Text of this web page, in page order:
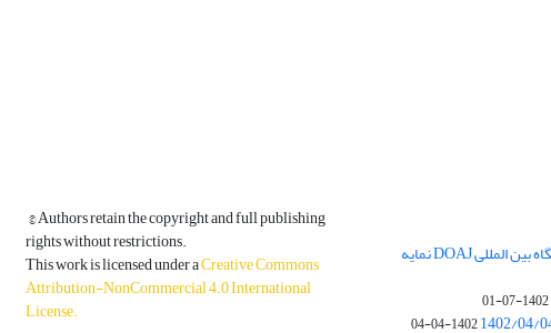
مجله فیزیک زمین و فضا در پایگاه بین المللی DOAJ نمایه
1402-07-01
1402-04-04
© Authors retain the copyright and full publishing
rights without restrictions.
This work is licensed under aCreative Commons
Attribution-NonCommercial 4.0 International
License.